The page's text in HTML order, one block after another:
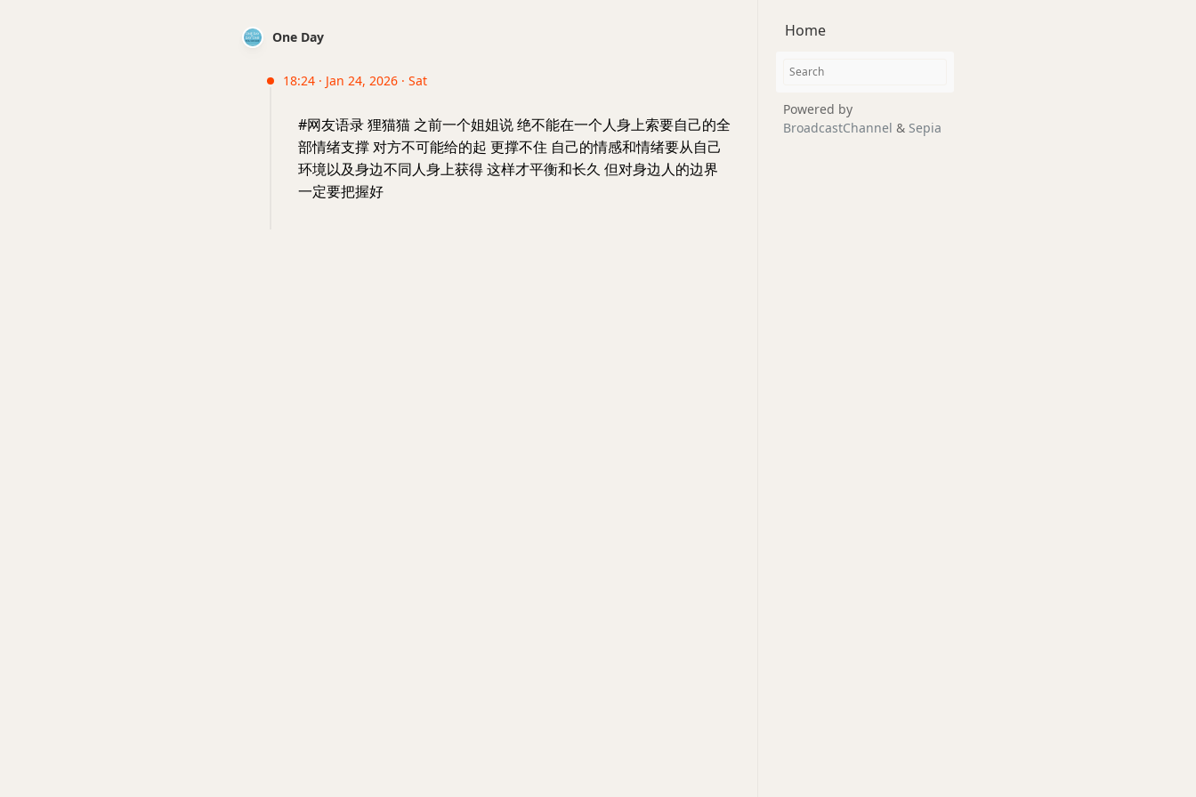
One Day
18:24 · Jan 24, 2026 · Sat
#网友语录 狸猫猫 之前一个姐姐说 绝不能在一个人身上索要自己的全
部情绪支撑 对方不可能给的起 更撑不住 自己的情感和情绪要从自己
环境以及身边不同人身上获得 这样才平衡和长久 但对身边人的边界
一定要把握好
Home
Powered by
BroadcastChannel & Sepia